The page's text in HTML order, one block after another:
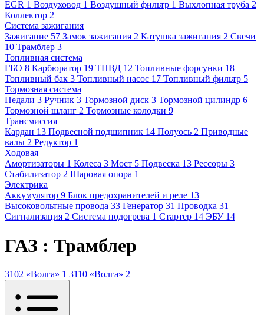
EGR 1 Воздуховод 1 Воздушный фильтр 1 Выхлопная труба 2
Коллектор 2
Система зажигания
Зажигание 57 Замок зажигания 2 Катушка зажигания 2 Свечи
10 Трамблер 3
Топливная система
ГБО 8 Карбюратор 19 ТНВД 12 Топливные форсунки 18
Топливный бак 3 Топливный насос 17 Топливный фильтр 5
Тормозная система
Педали 3 Ручник 3 Тормозной диск 3 Тормозной цилиндр 6
Тормозной шланг 2 Тормозные колодки 9
Трансмиссия
Кардан 13 Подвесной подшипник 14 Полуось 2 Приводные
валы 2 Редуктор 1
Ходовая
Амортизаторы 1 Колеса 3 Мост 5 Подвеска 13 Рессоры 3
Стабилизатор 2 Шаровая опора 1
Электрика
Аккумулятор 9 Блок предохранителей и реле 13
Высоковольтные провода 33 Генератор 31 Проводка 31
Сигнализация 2 Система подогрева 1 Стартер 14 ЭБУ 14
ГАЗ : Трамблер
3102 «Волга» 1 3110 «Волга» 2